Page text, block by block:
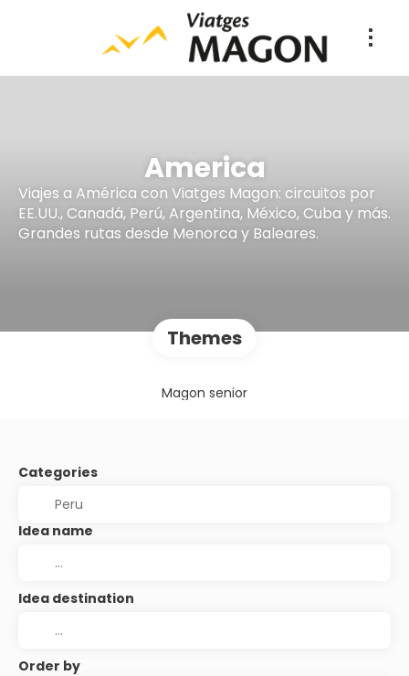
America
Viajes a América con Viatges Magon: circuitos por
EE.UU., Canadá, Perú, Argentina, México, Cuba y más.
Grandes rutas desde Menorca y Baleares.
Themes
Magon senior
Categories
Idea name
Idea destination
Order by